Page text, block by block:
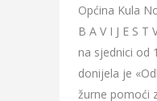
Općina Kula
B A V I J E S T
na sjednici od
donijela je
žurne pomoći